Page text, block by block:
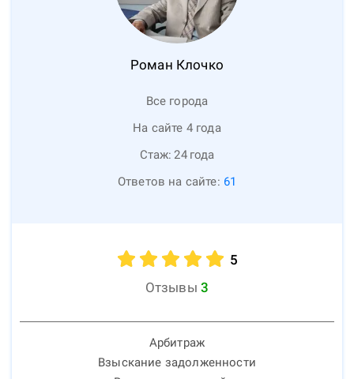
Роман Клочко
Все города
На сайте 4 года
Стаж: 24 года
Ответов на сайте: 61
5
Отзывы 3
Арбитраж
Взыскание задолженности